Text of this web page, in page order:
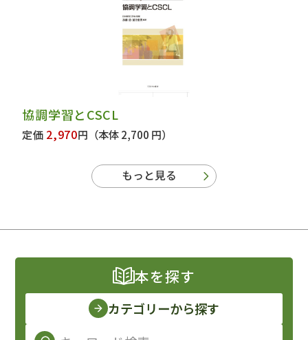
協調学習とCSCL
定価 2,970円 （本体 2,700 円）
もっと見る
本を探す
カテゴリーから探す